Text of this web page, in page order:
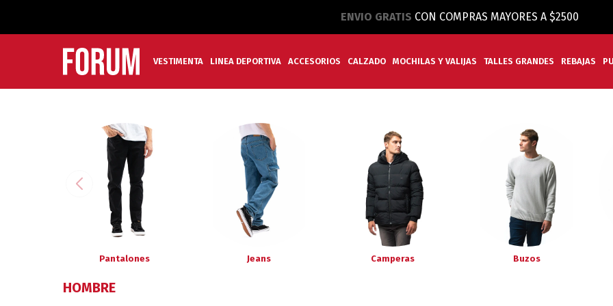
ENVIO GRATIS CON COMPRAS MAYORES A $2500
VESTIMENTA LINEA DEPORTIVA ACCESORIOS CALZADO MOCHILAS Y VALIJAS TALLES GRANDES REBAJAS
Pantalones Jeans Camperas Buzos
HOMBRE